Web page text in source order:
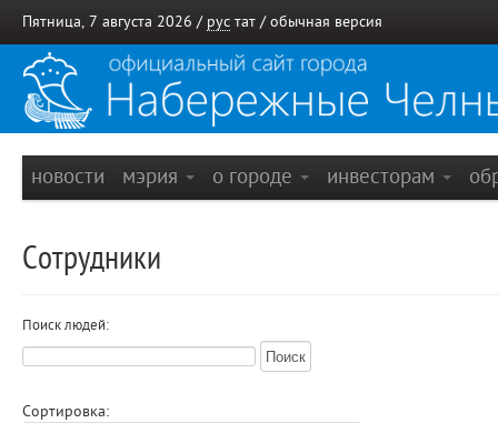
Пятница, 7 августа 2026 / рус тат / обычная версия
новости мэрия о городе инвесторам
Сотрудники
Поиск людей:
Сортировка: